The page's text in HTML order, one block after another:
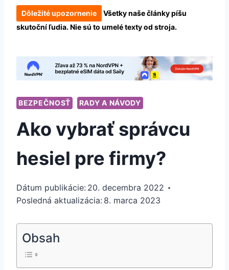
Dôležité upozornenie
Všetky naše články píšu
skutoční ľudia. Nie sú to umelé texty od stroja.
BEZPEČNOSŤ RADY A NÁVODY
Ako vybrať správcu
hesiel pre firmy?
Dátum publikácie: 20. decembra 2022
Posledná aktualizácia: 8. marca 2023
Obsah